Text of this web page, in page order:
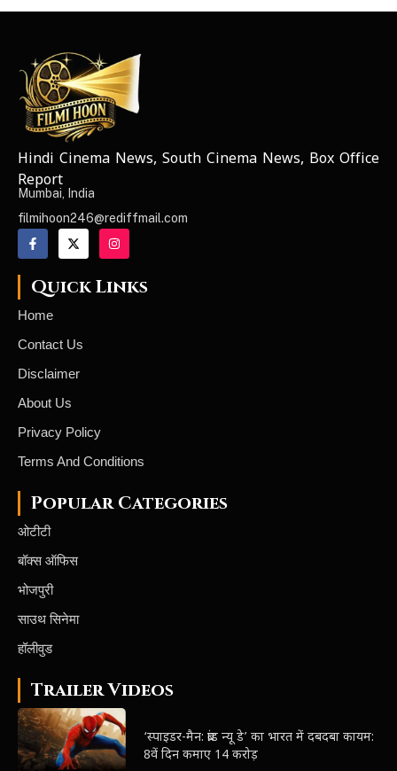
NEWS ELEMENTOR
Hindi Cinema News, South Cinema News, Box Office
Report
Mumbai, India
filmihoon246@rediffmail.com
Quick Links
Home
Contact Us
Disclaimer
About Us
Privacy Policy
Terms And Conditions
Popular Categories
ओटीटी
बॉक्स ऑफिस
भोजपुरी
साउथ सिनेमा
हॉलीवुड
Trailer Videos
‘स्पाइडर-मैन: ब्रांड न्यू डे’ का भारत में दबदबा कायम:
8वें दिन कमाए 14 करोड़